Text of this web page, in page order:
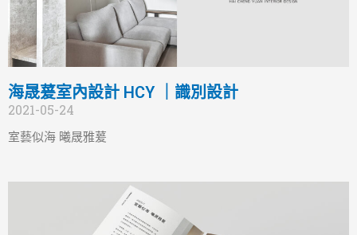
海晟萲室內設計 HCY ｜識別設計
2021-05-24
室藝似海 曦晟雅萲